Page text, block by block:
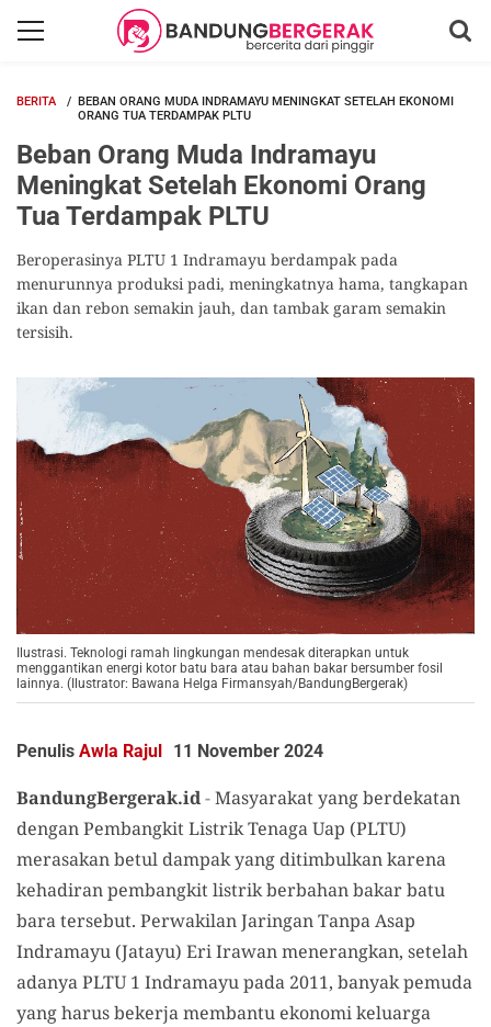
BERITA
BEBAN ORANG MUDA INDRAMAYU MENINGKAT SETELAH EKONOMI
ORANG TUA TERDAMPAK PLTU
Beban Orang Muda Indramayu
Meningkat Setelah Ekonomi Orang
Tua Terdampak PLTU
Beroperasinya PLTU 1 Indramayu berdampak pada
menurunnya produksi padi, meningkatnya hama, tangkapan
ikan dan rebon semakin jauh, dan tambak garam semakin
tersisih.
Ilustrasi. Teknologi ramah lingkungan mendesak diterapkan untuk
menggantikan energi kotor batu bara atau bahan bakar bersumber fosil
lainnya. (Ilustrator: Bawana Helga Firmansyah/BandungBergerak)
Penulis Awla Rajul 11 November 2024
BandungBergerak.id-Masyarakat yang berdekatan
dengan Pembangkit Listrik Tenaga Uap (PLTU)
merasakan betul dampak yang ditimbulkan karena
kehadiran pembangkit listrik berbahan bakar batu
bara tersebut. Perwakilan Jaringan Tanpa Asap
Indramayu (Jatayu) Eri Irawan menerangkan, setelah
adanya PLTU 1 Indramayu pada 2011, banyak pemuda
yang harus bekerja membantu ekonomi keluarga